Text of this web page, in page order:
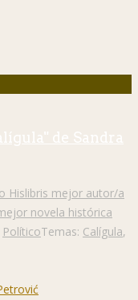
de Sandra
Hislibris mejor autor/a
novela histórica
PolíticoTemas: Calígula,